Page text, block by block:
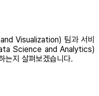
Visualization) 팀과 서비
Science and Analytics)
는지 살펴보겠습니다.